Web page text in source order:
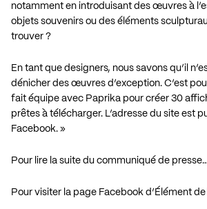
notamment en introduisant des œuvres à
objets souvenirs ou des éléments
trouver ?
En tant que designers, nous savons qu’il
dénicher des œuvres d’exception. C’est
fait équipe avec Paprika pour créer 30
prêtes à télécharger. L’adresse du site est
Facebook. »
Pour lire la suite du communiqué de presse…
Pour visiter la page Facebook d’Élément